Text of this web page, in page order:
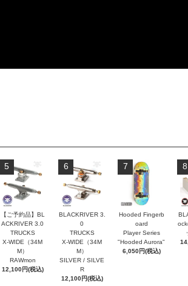
5
【ご予約品】BL
ACKRIVER 3.0
TRUCKS
X-WIDE（34M
M）
RAWmon
12,100円(税込)
6
BLACKRIVER 3.
0
TRUCKS
X-WIDE（34M
M）
SILVER / SILVE
R
12,100円(税込)
7
Hooded Fingerb
oard
Player Series
"Hooded Aurora"
6,050円(税込)
8